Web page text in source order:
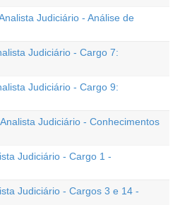
Judiciário - Análise de
Judiciário - Cargo 7:
Judiciário - Cargo 9:
Judiciário - Conhecimentos
Judiciário - Cargo 1 -
Judiciário - Cargos 3 e 14 -